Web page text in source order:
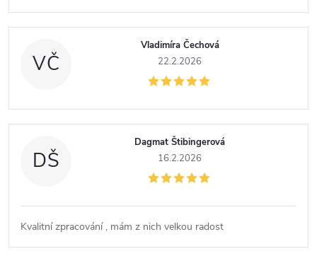
VČ
Vladimíra Čechová
22.2.2026
DŠ
Dagmat Štibingerová
16.2.2026
Kvalitní zpracování , mám z nich velkou radost